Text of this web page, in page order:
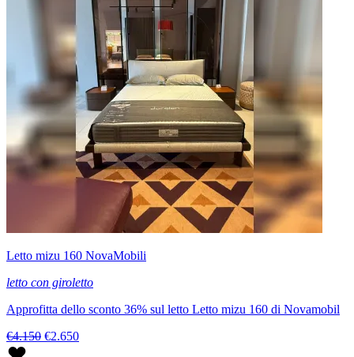
Letto mizu 160 NovaMobili
letto con giroletto
Approfitta dello sconto 36% sul letto Letto mizu 160 di Novamobil
€4.150 €2.650